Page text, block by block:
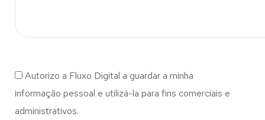
Autorizo a Fluxo Digital a guardar a minha
informação pessoal e utilizá-la para fins comerciais e
administrativos.